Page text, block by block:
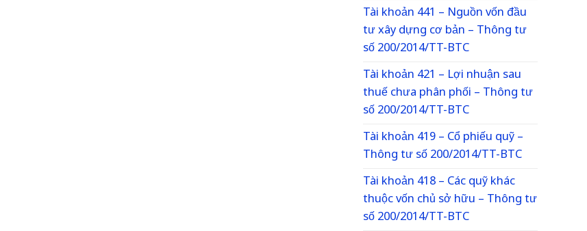
Tài khoản 441 – Nguồn vốn đầu
tư xây dựng cơ bản – Thông tư
số 200/2014/TT-BTC
Tài khoản 421 – Lợi nhuận sau
thuế chưa phân phối – Thông tư
số 200/2014/TT-BTC
Tài khoản 419 – Cổ phiếu quỹ –
Thông tư số 200/2014/TT-BTC
Tài khoản 418 – Các quỹ khác
thuộc vốn chủ sở hữu – Thông tư
số 200/2014/TT-BTC